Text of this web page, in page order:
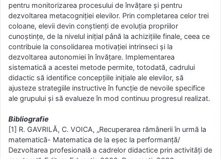
pentru monitorizarea procesului de învățare și pentru
dezvoltarea metacogniției elevilor. Prin completarea celor trei
coloane, elevii devin conștienți de evoluția propriilor
cunoștințe, de la nivelul inițial până la achizițiile finale, ceea ce
contribuie la consolidarea motivației intrinseci și la
dezvoltarea autonomiei în învățare. Implementarea
sistematică a acestei metode permite, totodată, cadrului
didactic să identifice concepțiile inițiale ale elevilor, să
ajusteze strategiile instructive în funcție de nevoile specifice
ale grupului și să evalueze în mod continuu progresul realizat.
Bibliografie
[1] R. GAVRILĂ, C. VOICA, „Recuperarea rămânerii în urmă la
matematică- Matematica de la eșec la performanță/
Dezvoltarea profesională a cadrelor didactice prin activităţi de